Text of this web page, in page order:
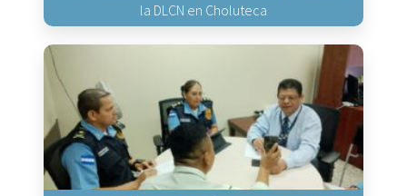
la DLCN en Choluteca